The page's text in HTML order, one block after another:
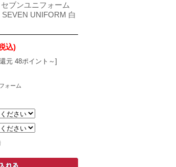
ブンユニフォーム
UNIFORM 白
込)
元 48ポイント～]
ォーム